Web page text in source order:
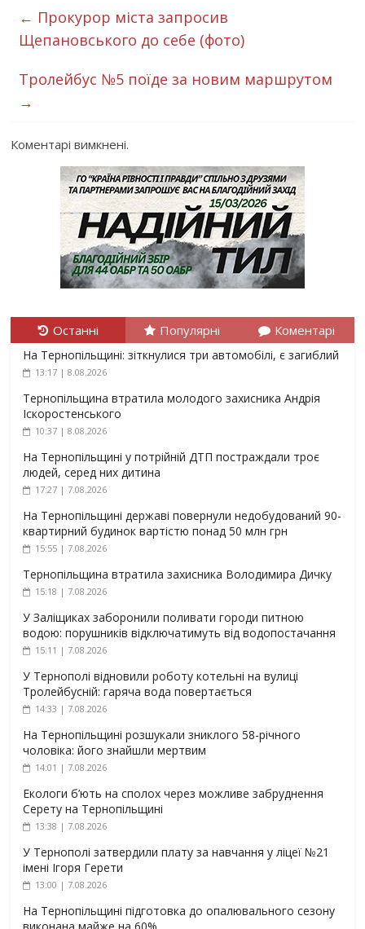
← Прокурор міста запросив
Щепановського до себе (фото)
Тролейбус №5 поїде за новим маршрутом
→
Коментарі вимкнені.
Останні Популярні Коментарі
На Тернопільщині: зіткнулися три автомобілі, є загиблий
13:17 | 8.08.2026
Тернопільщина втратила молодого захисника Андрія
Іскоростенського
10:37 | 8.08.2026
На Тернопільщині у потрійній ДТП постраждали троє
людей, серед них дитина
17:27 | 7.08.2026
На Тернопільщині державі повернули недобудований 90-
квартирний будинок вартістю понад 50 млн грн
15:55 | 7.08.2026
Тернопільщина втратила захисника Володимира Дичку
15:18 | 7.08.2026
У Заліщиках заборонили поливати городи питною
водою: порушників відключатимуть від водопостачання
15:11 | 7.08.2026
У Тернополі відновили роботу котельні на вулиці
Тролейбусній: гаряча вода повертається
14:33 | 7.08.2026
На Тернопільщині розшукали зниклого 58-річного
чоловіка: його знайшли мертвим
14:01 | 7.08.2026
Екологи б’ють на сполох через можливе забруднення
Серету на Тернопільщині
13:38 | 7.08.2026
У Тернополі затвердили плату за навчання у ліцеї №21
імені Ігоря Герети
13:00 | 7.08.2026
На Тернопільщині підготовка до опалювального сезону